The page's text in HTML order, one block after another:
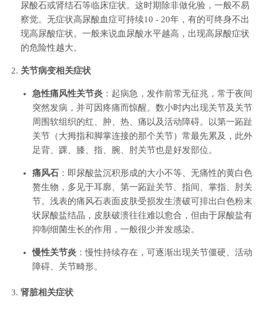
尿酸石或肾结石等临床症状。这时期除非做化验，一般不易
察觉。无症状高尿酸血症可持续10 - 20年，有的可终身不出
现高尿酸症状。一般来说血尿酸水平越高，出现高尿酸症状
的危险性越大。
关节病变相关症状
急性痛风性关节炎 ：起病急，发作前常无征兆，常于夜间
突然发病，并可因疼痛而惊醒。数小时内出现关节及关节
周围软组织的红、肿、热、痛以及活动障碍。以第一跖趾
关节（大拇指和脚掌连接的那个关节）常最先累及，此外
足背、踝、膝、指、腕、肘关节也是好发部位。
痛风石 ：即尿酸盐沉积形成的大小不等、无痛性的黄白色
赘生物，多见于耳廓、第一跖趾关节、指间、掌指、肘关
节。浅表的痛风石表面皮肤受损发生溃破可排出白色粉末
状尿酸盐结晶，皮肤破溃往往难以愈合，但由于尿酸盐有
抑制细菌生长的作用，一般很少并发感染。
慢性关节炎 ：慢性持续存在，可逐渐出现关节僵硬、活动
障碍、关节畸形。
肾脏相关症状